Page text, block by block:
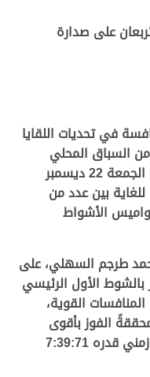
على صدارة
في تحديات اللقايا
من السباق المحلي
السادس بميدان التحدي مساء اليوم الجمعة 22 ديسمبر
بين عدد من
الأشواط
طرجم السهلي، على
بالشوط الأول الرئيسي
القوية،
الفوز بأقوى
أشواط اللقايا المفتوحة في توقيت زمني قدره 7:39:71